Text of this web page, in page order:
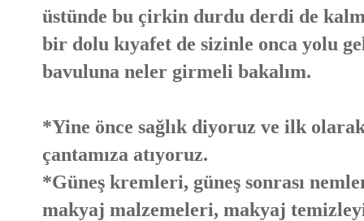
üstünde bu çirkin durdu derdi de
bir dolu kıyafet de sizinle onca yolu
bavuluna neler girmeli bakalım.
*Yine önce sağlık diyoruz ve ilk
çantamıza atıyoruz.
*Güneş kremleri, güneş sonrası
makyaj malzemeleri, makyaj